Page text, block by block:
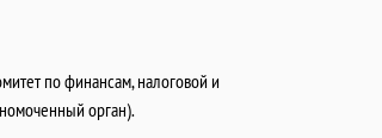
по финансам, налоговой и
орган).